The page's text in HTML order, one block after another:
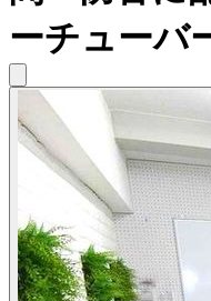
ーチューバ